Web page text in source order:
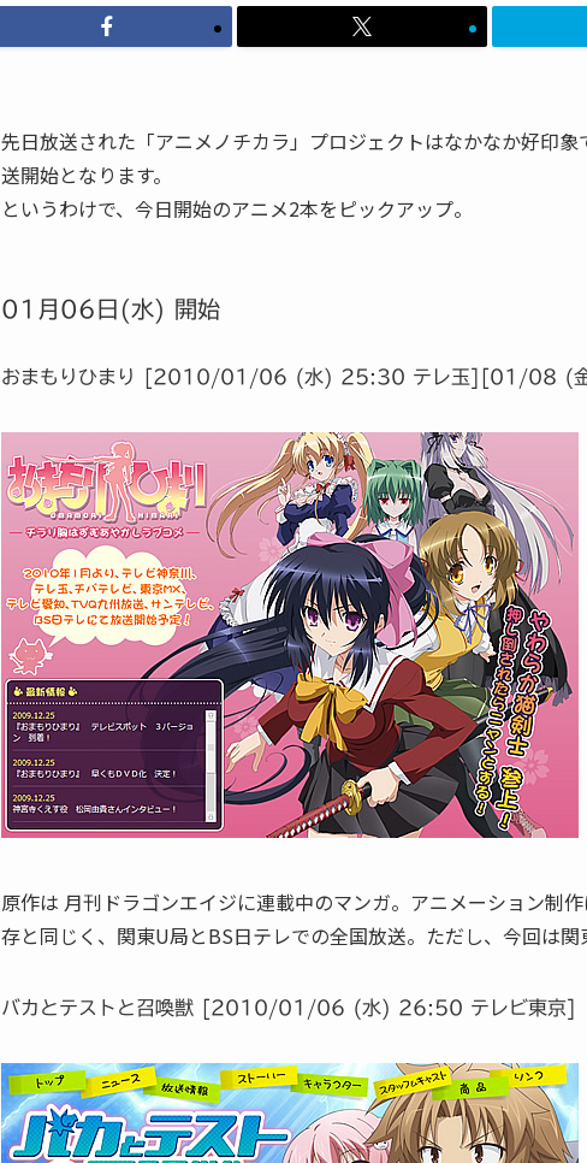
先日放送された「アニメノチカラ」プロジェクトはなかなか好印
送開始となります。
というわけで、今日開始のアニメ2本をピックアップ。
01月06日(水) 開始
おまもりひまり [2010/01/06 (水) 25:30 テレ玉][01/08 (
原作は 月刊ドラゴンエイジに連載中のマンガ。アニメーション制
存と同じく、関東U局とBS日テレでの全国放送。ただし、今回は関
バカとテストと召喚獣 [2010/01/06 (水) 26:50 テレビ東京]